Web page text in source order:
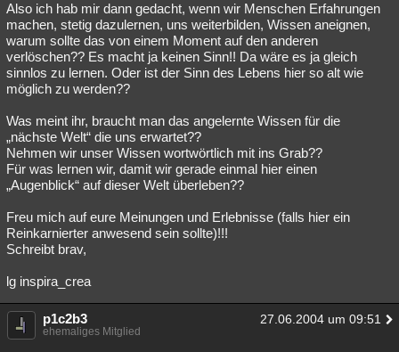
Besucht Teilgenommen Alle Neue Geschlossen
Lesenswert Schlüsselwörter
Also ich hab mir dann gedacht, wenn wir Menschen Erfahrungen
machen, stetig dazulernen, uns weiterbilden, Wissen aneignen,
warum sollte das von einem Moment auf den anderen
verlöschen?? Es macht ja keinen Sinn!! Da wäre es ja gleich
sinnlos zu lernen. Oder ist der Sinn des Lebens hier so alt wie
möglich zu werden??
Was meint ihr, braucht man das angelernte Wissen für die
„nächste Welt“ die uns erwartet??
Nehmen wir unser Wissen wortwörtlich mit ins Grab??
Für was lernen wir, damit wir gerade einmal hier einen
„Augenblick“ auf dieser Welt überleben??
Freu mich auf eure Meinungen und Erlebnisse (falls hier ein
Reinkarnierter anwesend sein sollte)!!!
Schreibt brav,
lg inspira_crea
p1c2b3 27.06.2004 um 09:51
ehemaliges Mitglied